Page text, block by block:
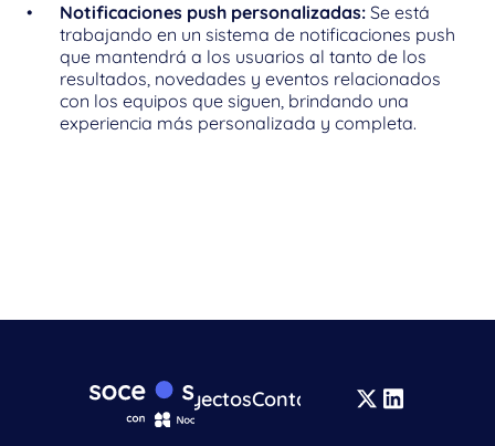
Notificaciones push personalizadas: Se está
trabajando en un sistema de notificaciones push
que mantendrá a los usuarios al tanto de los
resultados, novedades y eventos relacionados
con los equipos que siguen, brindando una
experiencia más personalizada y completa.
ProyectosContacto